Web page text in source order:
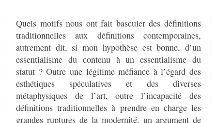
Quels motifs nous ont fait basculer des définitions
traditionnelles aux définitions contemporaines,
autrement dit, si mon hypothèse est bonne, d’un
essentialisme du contenu à un essentialisme du
statut ? Outre une légitime méfiance à l’égard des
esthétiques spéculatives et des diverses
métaphysiques de l’art, outre l’incapacité des
définitions traditionnelles à prendre en charge les
grandes ruptures de la modernité, un argument de